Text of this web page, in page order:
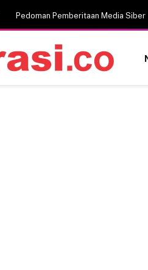
Pedoman Pemberitaan Media Siber